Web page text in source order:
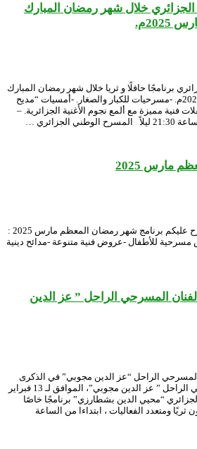
خلال شهر رمضان المبارك
برنامجًا حافلًا و ثريا خلال شهر رمضان المبارك
1445ه الموافق لشهر مارس 2025م. -مسرحيات للكبار والصغار. -أمسيات “مديح
فنية مميزة مع ألمع نجوم الأغنية الجزائرية. –
…
مارس 2025
المسرح الوطني الجزائري يقترح عليكم برنامج شهر رمضان المعظم مارس 2025 :
للأطفال -عروض فنية متنوعة -مدائح دينية
الفنان المسرحي الراحل ” عز الدين
المسرحي الراحل “عز الدين مجوبي” في الذكرى
الثلاثين لإغتيال الفنان المسرحي الراحل ” عز الدين مجوبي”، الموافق لـ 13 فبراير
الجزائري “محيي الدين بشطارزي” برنامجًا خاصًا
ثريًا ومتعدد الفعاليات ، ابتداءا من الساعة